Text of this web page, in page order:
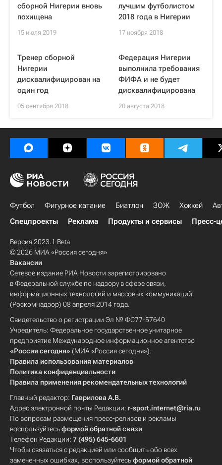
сборной Нигерии вновь
похищена
15 июля 2019
лучшим футболистом
2018 года в Нигерии
17 ноября 2018
Тренер сборной
Нигерии
дисквалифицирован на
один год
05 сентября 2018
Федерация Нигерии
выполнила требования
ФИФА и не будет
дисквалифицирована
20 августа 2018
Футбол Фигурное катание Биатлон ЗОЖ Хоккей
Спецпроекты
Реклама Продукты и сервисы Пресс-
Версия 2023.1 Beta
© 2026 МИА «Россия сегодня»
Вакансии
Сетевое издание РИА Новости зарегистрировано
в Федеральной службе по надзору в сфере связи,
информационных технологий и массовых коммуникаций
(Роскомнадзор) 08 апреля 2014 года.
Свидетельство о регистрации Эл № ФС77-57640
Учредитель: Федеральное государственное унитарное
предприятие Международное информационное агентство
«Россия сегодня» (МИА «Россия сегодня»).
Правила использования материалов
Политика конфиденциальности
Правила применения рекомендательных технологий
Главный редактор: Гаврилова А.В.
Адрес электронной почты Редакции: r-sport.internet@ria.ru
По вопросам размещения пресс-релизов и рекламы
воспользуйтесьформой обратной связи
Телефон Редакции: 7 (495) 645-6601
Чтобы связаться с редакцией или сообщить обо всех
замеченных ошибках, воспользуйтесьформой обратной